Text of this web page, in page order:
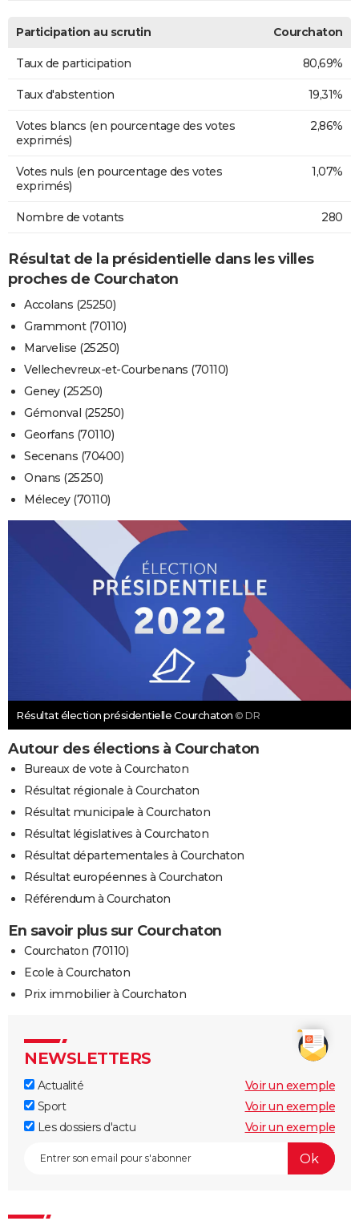
Participation au scrutin Courchaton
Taux de participation 80,69%
Taux d'abstention 19,31%
Votes blancs (en pourcentage des votes
exprimés)
2,86%
Votes nuls (en pourcentage des votes
exprimés)
1,07%
Nombre de votants 280
Résultat de la présidentielle dans les villes
proches de Courchaton
Accolans (25250)
Grammont (70110)
Marvelise (25250)
Vellechevreux-et-Courbenans (70110)
Geney (25250)
Gémonval (25250)
Georfans (70110)
Secenans (70400)
Onans (25250)
Mélecey (70110)
Résultat élection présidentielle Courchaton © DR
Autour des élections à Courchaton
Bureaux de vote à Courchaton
Résultat régionale à Courchaton
Résultat municipale à Courchaton
Résultat législatives à Courchaton
Résultat départementales à Courchaton
Résultat européennes à Courchaton
Référendum à Courchaton
En savoir plus sur Courchaton
Courchaton (70110)
Ecole à Courchaton
Prix immobilier à Courchaton
NEWSLETTERS
Actualité
Voir un exemple
Sport
Voir un exemple
Les dossiers d'actu
Voir un exemple